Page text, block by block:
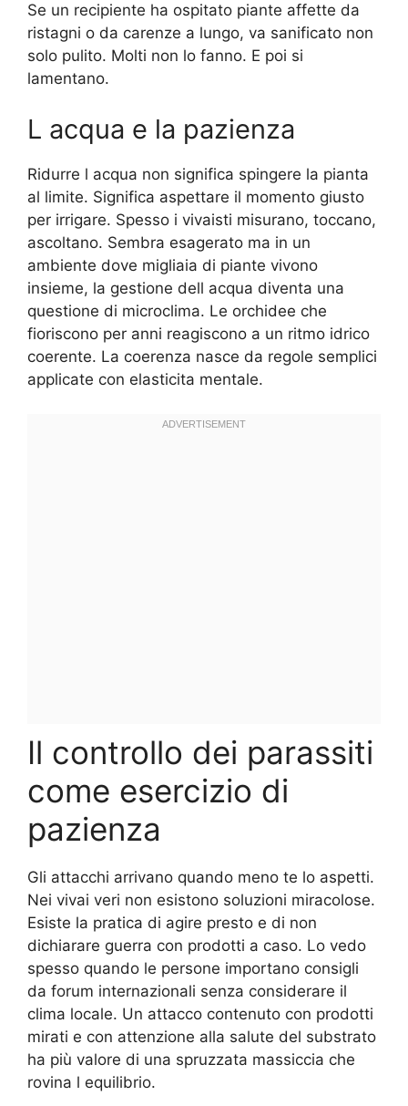
Se un recipiente ha ospitato piante affette da
ristagni o da carenze a lungo, va sanificato non
solo pulito. Molti non lo fanno. E poi si
lamentano.
L acqua e la pazienza
Ridurre l acqua non significa spingere la pianta
al limite. Significa aspettare il momento giusto
per irrigare. Spesso i vivaisti misurano, toccano,
ascoltano. Sembra esagerato ma in un
ambiente dove migliaia di piante vivono
insieme, la gestione dell acqua diventa una
questione di microclima. Le orchidee che
fioriscono per anni reagiscono a un ritmo idrico
coerente. La coerenza nasce da regole semplici
applicate con elasticita mentale.
Il controllo dei parassiti
come esercizio di
pazienza
Gli attacchi arrivano quando meno te lo aspetti.
Nei vivai veri non esistono soluzioni miracolose.
Esiste la pratica di agire presto e di non
dichiarare guerra con prodotti a caso. Lo vedo
spesso quando le persone importano consigli
da forum internazionali senza considerare il
clima locale. Un attacco contenuto con prodotti
mirati e con attenzione alla salute del substrato
ha più valore di una spruzzata massiccia che
rovina l equilibrio.